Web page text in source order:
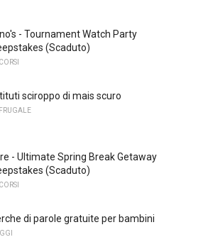
- Tournament Watch Party
(Scaduto)
sciroppo di mais scuro
- Ultimate Spring Break Getaway
(Scaduto)
di parole gratuite per bambini